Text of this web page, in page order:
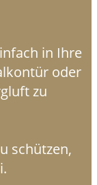
in Ihre
oder
zu
schützen,